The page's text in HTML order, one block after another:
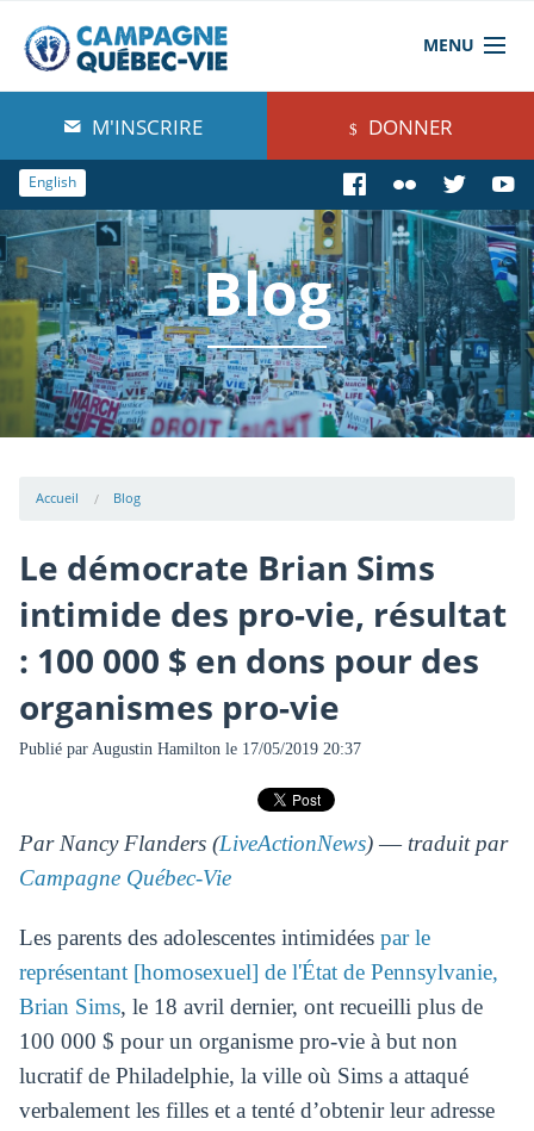
MENU
À propos de nous
Blog
Comprendre
Agir
Boutique
M'INSCRIRE DONNER
English
Blog
Accueil Blog
Le démocrate Brian Sims
intimide des pro-vie, résultat
: 100 000 $ en dons pour des
organismes pro-vie
Publié par Augustin Hamilton le 17/05/2019 20:37
Par Nancy Flanders (LiveActionNews) ― traduit par
Campagne Québec-Vie
Les parents des adolescentes intimidées par le
représentant [homosexuel] de l'État de Pennsylvanie,
Brian Sims, le 18 avril dernier, ont recueilli plus de
100 000 $ pour un organisme pro-vie à but non
lucratif de Philadelphie, la ville où Sims a attaqué
verbalement les filles et a tenté d’obtenir leur adresse